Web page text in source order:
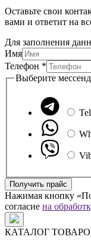
Оставьте свои
вами и ответит на
Для заполнения
Имя
Телефон *
мессенджер
Выберите
Получить прайс
Нажимая кнопку
согласие на
КАТАЛОГ